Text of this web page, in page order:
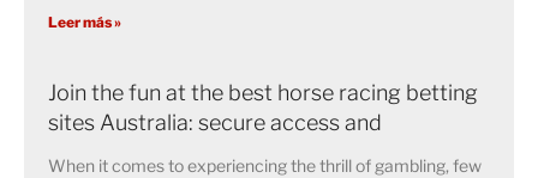
Leer más »
Join the fun at the best horse racing betting
sites Australia: secure access and
When it comes to experiencing the thrill of gambling, few